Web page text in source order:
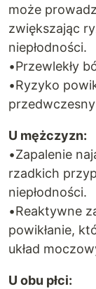
może
zwiększając
niepłodności.
•Przewlekły
•Ryzyko
U mężczyzn:
•Zapalenie
rzadkich
niepłodności.
•Reaktywne
powikłanie,
układ
U obu płci: